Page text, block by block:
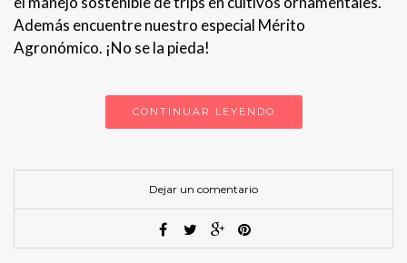
Además encuentre nuestro especial Mérito
Agronómico. ¡No se la pieda!
CONTINUAR LEYENDO
Dejar un comentario